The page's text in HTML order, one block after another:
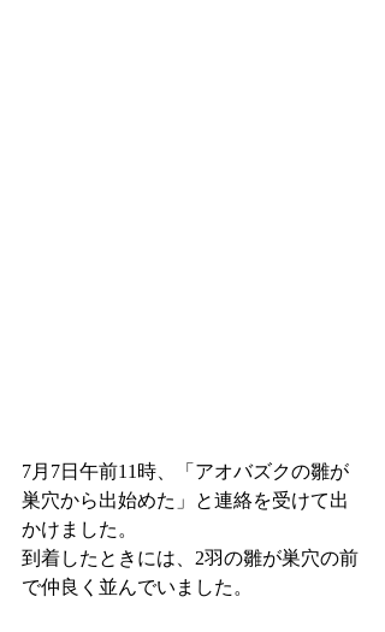
7月7日午前11時、「アオバズクの雛が
巣穴から出始めた」と連絡を受けて出
かけました。
到着したときには、2羽の雛が巣穴の前
で仲良く並んでいました。